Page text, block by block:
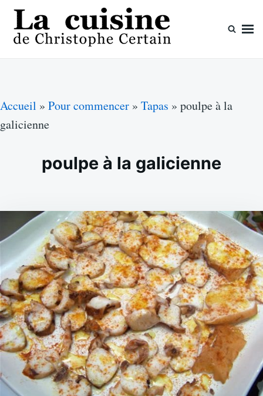
Skip
content
Search
for:
Accueil » Pour commencer » Tapas » poulpe à la
galicienne
poulpe à la galicienne